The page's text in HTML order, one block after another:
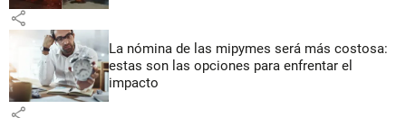
share
La nómina de las mipymes será más costosa:
estas son las opciones para enfrentar el
impacto